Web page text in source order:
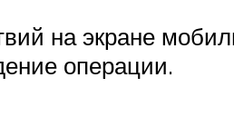
на экране
операции.